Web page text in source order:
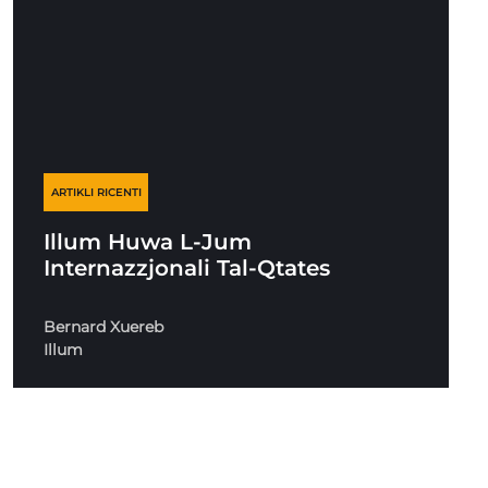
ARTIKLI RICENTI
Illum Huwa L-Jum
Internazzjonali Tal-Qtates
Bernard Xuereb
Illum